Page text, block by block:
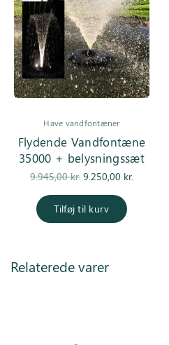
Have vandfontæner
Flydende Vandfontæne
35000 + belysningssæt
9.945,00kr.
Den
pris var:
9.945,00 kr..
9.250,00 kr.
Tilføj til kurv
Relaterede varer